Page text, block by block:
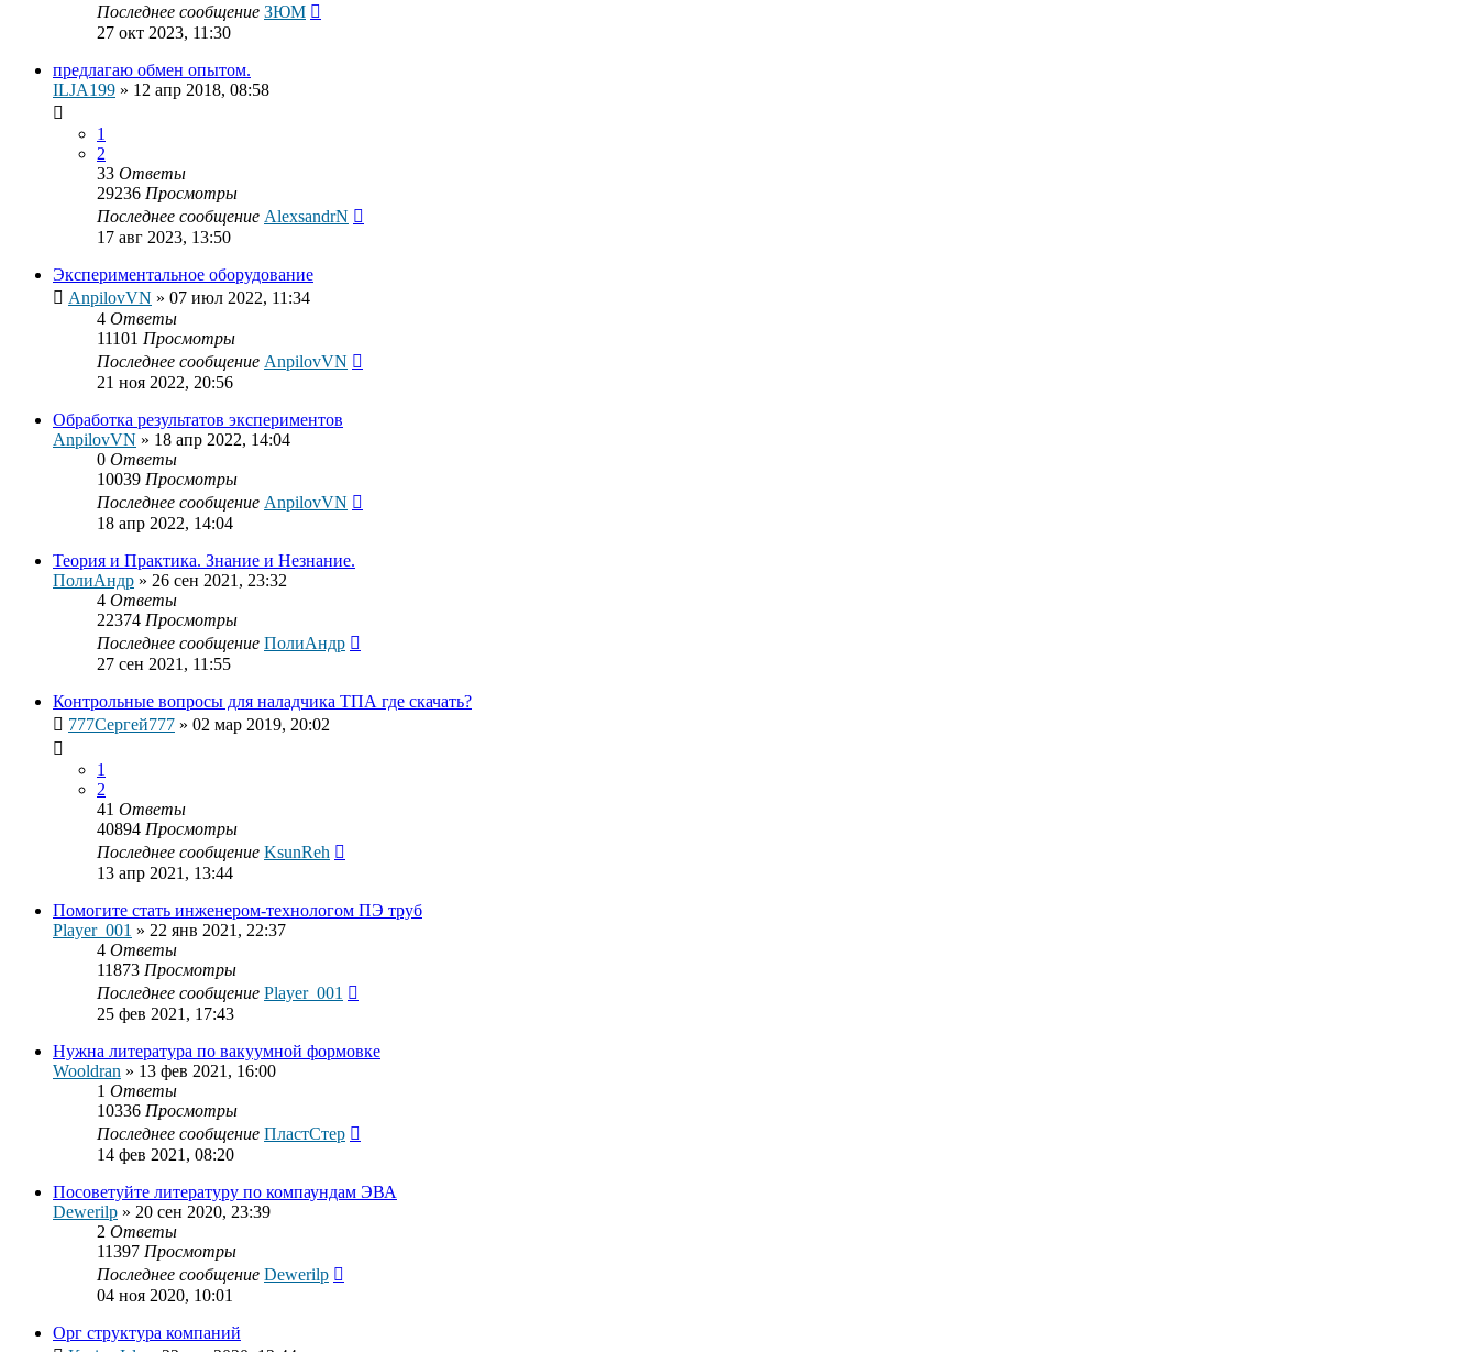
Последнее сообщение ЗЮМ
27 окт 2023, 11:30
предлагаю обмен опытом.
ILJA199 » 12 апр 2018, 08:58
1
2
33 Ответы
29236 Просмотры
Последнее сообщение AlexsandrN
17 авг 2023, 13:50
Экспериментальное оборудование
AnpilovVN » 07 июл 2022, 11:34
4 Ответы
11101 Просмотры
Последнее сообщение AnpilovVN
21 ноя 2022, 20:56
Обработка результатов экспериментов
AnpilovVN » 18 апр 2022, 14:04
0 Ответы
10039 Просмотры
Последнее сообщение AnpilovVN
18 апр 2022, 14:04
Теория и Практика. Знание и Незнание.
ПолиАндр » 26 сен 2021, 23:32
4 Ответы
22374 Просмотры
Последнее сообщение ПолиАндр
27 сен 2021, 11:55
Контрольные вопросы для наладчика ТПА где скачать?
777Сергей777 » 02 мар 2019, 20:02
1
2
41 Ответы
40894 Просмотры
Последнее сообщение KsunReh
13 апр 2021, 13:44
Помогите стать инженером-технологом ПЭ труб
Player_001 » 22 янв 2021, 22:37
4 Ответы
11873 Просмотры
Последнее сообщение Player_001
25 фев 2021, 17:43
Нужна литература по вакуумной формовке
Wooldran » 13 фев 2021, 16:00
1 Ответы
10336 Просмотры
Последнее сообщение ПластСтер
14 фев 2021, 08:20
Посоветуйте литературу по компаундам ЭВА
Dewerilp » 20 сен 2020, 23:39
2 Ответы
11397 Просмотры
Последнее сообщение Dewerilp
04 ноя 2020, 10:01
Орг структура компаний